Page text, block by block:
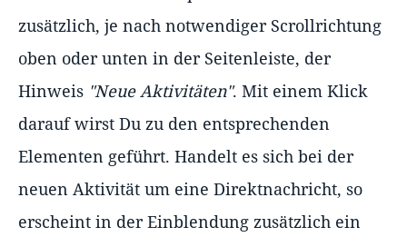
zusätzlich, je nach notwendiger Scrollrichtung
oben oder unten in der Seitenleiste, der
Hinweis "Neue Aktivitäten". Mit einem Klick
darauf wirst Du zu den entsprechenden
Elementen geführt. Handelt es sich bei der
neuen Aktivität um eine Direktnachricht, so
erscheint in der Einblendung zusätzlich ein